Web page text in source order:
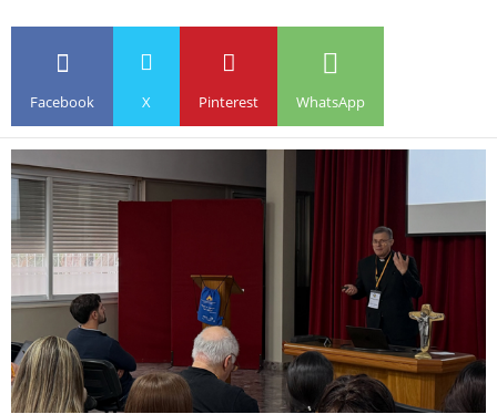
Facebook X Pinterest WhatsApp